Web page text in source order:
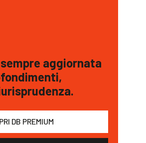
aggiornata
DB PREMIUM